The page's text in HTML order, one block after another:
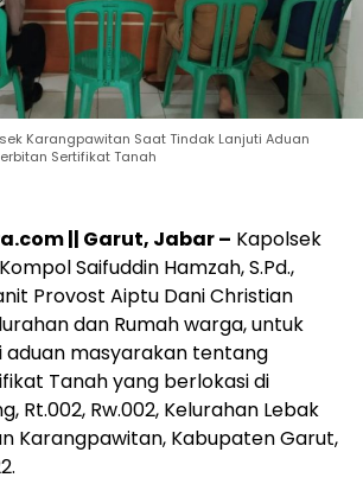
Karangpawitan Saat Tindak Lanjuti Aduan
Sertifikat Tanah
|| Garut, Jabar – Kapolsek
Saifuddin Hamzah, S.Pd.,
Provost Aiptu Dani Christian
dan Rumah warga, untuk
aduan masyarakan tentang
Tanah yang berlokasi di
Rt.002, Rw.002, Kelurahan Lebak
Karangpawitan, Kabupaten Garut,